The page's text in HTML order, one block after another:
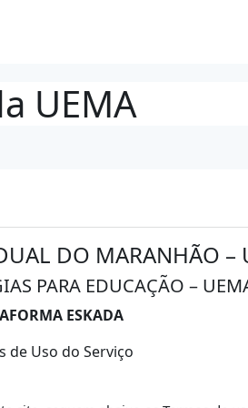
UEMA
DO MARANHÃO –
PARA EDUCAÇÃO –
ESKADA
de Uso do Serviço